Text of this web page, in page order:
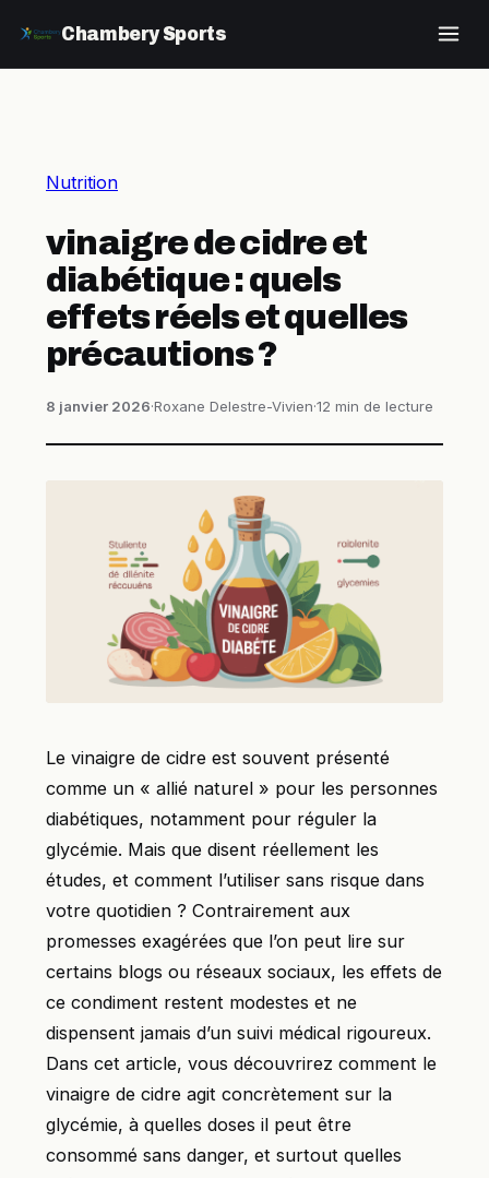
Chambery Sports
Nutrition
vinaigre de cidre et
diabétique : quels
effets réels et quelles
précautions ?
8 janvier 2026·Roxane Delestre-Vivien·12 min de lecture
Le vinaigre de cidre est souvent présenté
comme un « allié naturel » pour les personnes
diabétiques, notamment pour réguler la
glycémie. Mais que disent réellement les
études, et comment l’utiliser sans risque dans
votre quotidien ? Contrairement aux
promesses exagérées que l’on peut lire sur
certains blogs ou réseaux sociaux, les effets de
ce condiment restent modestes et ne
dispensent jamais d’un suivi médical rigoureux.
Dans cet article, vous découvrirez comment le
vinaigre de cidre agit concrètement sur la
glycémie, à quelles doses il peut être
consommé sans danger, et surtout quelles